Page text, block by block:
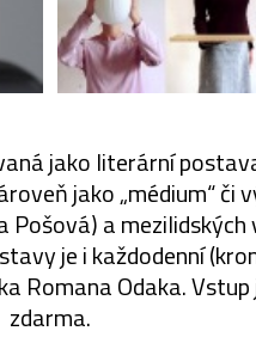
jako literární
jako „médium“ či
a
je i každodenní
Romana Odaka.
zdarma.